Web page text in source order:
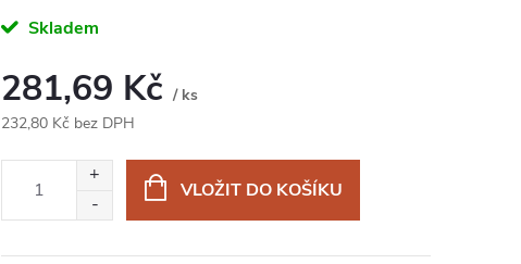
Skladem
281,69 Kč / ks
232,80 Kč bez DPH
VLOŽIT DO KOŠÍKU